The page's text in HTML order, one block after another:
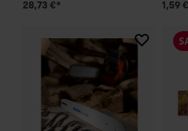
28,73 €* 1,59
Prüfung setzen
Session ID